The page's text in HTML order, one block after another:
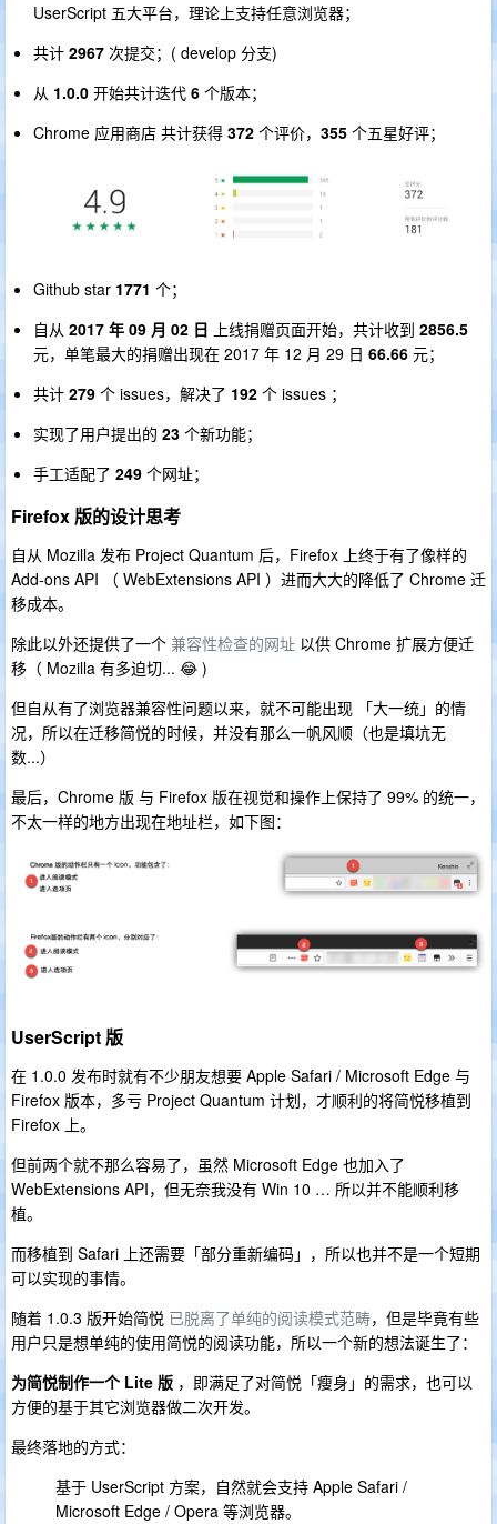
UserScript 五大平台，理论上支持任意浏览器；
共计 2967 次提交；( develop 分支)
从 1.0.0 开始共计迭代 6 个版本；
Chrome 应用商店 共计获得 372 个评价， 355 个五星好评；
Github star 1771 个；
自从 2017 年 09 月 02 日 上线捐赠页面开始，共计收到 2856.5
元，单笔最大的捐赠出现在 2017 年 12 月 29 日 66.66 元；
共计 279 个 issues，解决了 192 个 issues ；
实现了用户提出的 23 个新功能；
手工适配了 249 个网址；
Firefox 版的设计思考
自从 Mozilla 发布 Project Quantum 后，Firefox 上终于有了像样的
Add-ons API （ WebExtensions API ）进而大大的降低了 Chrome 迁
移成本。
除此以外还提供了一个 兼容性检查的网址 以供 Chrome 扩展方便迁
移（ Mozilla 有多迫切... 😂 )
但自从有了浏览器兼容性问题以来，就不可能出现 「大一统」的情
况，所以在迁移简悦的时候，并没有那么一帆风顺（也是填坑无
数...）
最后，Chrome 版 与 Firefox 版在视觉和操作上保持了 99% 的统一，
不太一样的地方出现在地址栏，如下图：
UserScript 版
在 1.0.0 发布时就有不少朋友想要 Apple Safari / Microsoft Edge 与
Firefox 版本，多亏 Project Quantum 计划，才顺利的将简悦移植到
Firefox 上。
但前两个就不那么容易了，虽然 Microsoft Edge 也加入了
WebExtensions API，但无奈我没有 Win 10 … 所以并不能顺利移
植。
而移植到 Safari 上还需要「部分重新编码」，所以也并不是一个短期
可以实现的事情。
随着 1.0.3 版开始简悦 已脱离了单纯的阅读模式范畴，但是毕竟有些
用户只是想单纯的使用简悦的阅读功能，所以一个新的想法诞生了：
为简悦制作一个 Lite 版 ，即满足了对简悦「瘦身」的需求，也可以
方便的基于其它浏览器做二次开发。
最终落地的方式：
基于 UserScript 方案，自然就会支持 Apple Safari /
Microsoft Edge / Opera 等浏览器。